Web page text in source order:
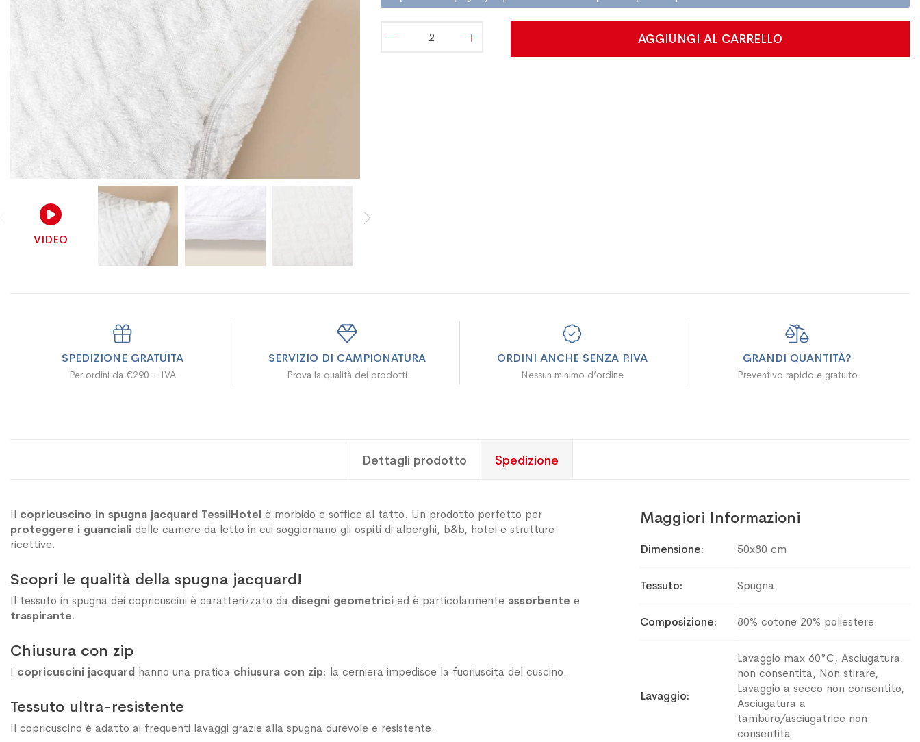
VIDEO
AGGIUNGI AL CARRELLO
SPEDIZIONE GRATUITA
Per ordini da €290 + IVA
SERVIZIO DI CAMPIONATURA
Prova la qualità dei prodotti
ORDINI ANCHE SENZA P.IVA
Nessun minimo d’ordine
GRANDI QUANTITÀ?
Preventivo rapido e gratuito
Dettagli prodotto
Il copricuscino in spugna jacquard TessilHotel è morbido e soffice al tatto. Un prodotto perfetto per
proteggere i guanciali delle camere da letto in cui soggiornano gli ospiti di alberghi, b&b, hotel e strutture
ricettive.
Scopri le qualità della spugna jacquard!
Il tessuto in spugna dei copricuscini è caratterizzato da disegni geometrici ed è particolarmente assorbente e
traspirante.
Chiusura con zip
I copricuscini jacquard hanno una pratica chiusura con zip: la cerniera impedisce la fuoriuscita del cuscino.
Tessuto ultra-resistente
Il copricuscino è adatto ai frequenti lavaggi grazie alla spugna durevole e resistente.
Maggiori Informazioni
Informazioni
Dimensione 50x80 cm
Tessuto Spugna
Composizione 80% cotone 20% poliestere.
Lavaggio
Lavaggio max 60°C, Asciugatura
non consentita, Non stirare,
Lavaggio a secco non consentito,
Asciugatura a
tamburo/asciugatrice non
consentita
Spedizione